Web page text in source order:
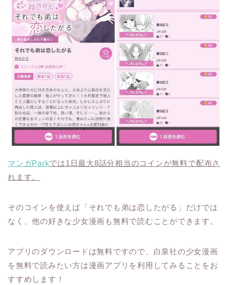
マンガParkでは1日最大8話分相当のコインが無料で配布さ
れます。
そのコインを使えば「それでも弟は恋したがる」だけでは
なく、他の好きな少女漫画も無料で読むことができます。
アプリのダウンロードは無料ですので、白泉社の少女漫画
を無料で読みたい方は漫画アプリを利用してみることをお
すすめします！